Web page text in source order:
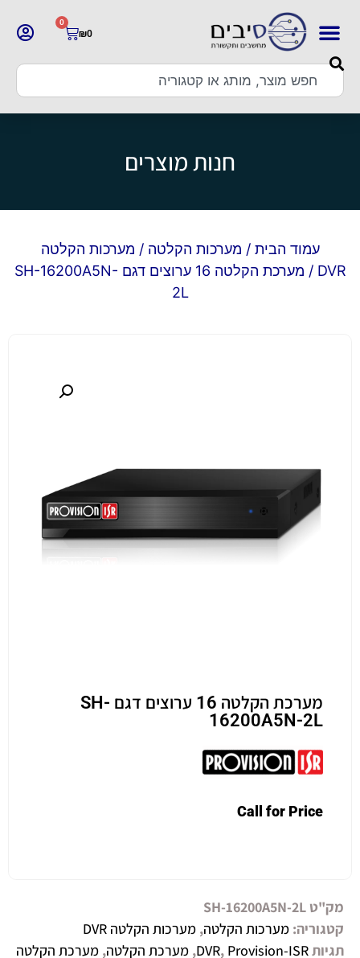
₪0
0
חנות מוצרים
עמוד הבית / מערכות הקלטה / מערכות הקלטה
DVR
/ מערכת הקלטה 16 ערוצים דגם SH-16200A5N-
2L
מערכת הקלטה 16 ערוצים דגם SH-
16200A5N-2L
Call for Price
מק"ט SH-16200A5N-2L
קטגוריה: מערכות הקלטה, מערכות הקלטה DVR
תגיות
DVR, Provision-ISR
, מערכת הקלטה, מערכת הקלטה